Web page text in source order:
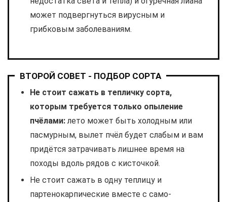
может подвергнуться вирусным и
грибковым заболеваниям.
ВТОРОЙ СОВЕТ - ПОДБОР СОРТА
Не стоит сажать в тепличку сорта,
которым требуется только опыление
пчёлами: лето может быть холодным или
пасмурным, вылет пчёл будет слабым и вам
придётся затрачивать лишнее время на
походы вдоль рядов с кисточкой.
Не стоит сажать в одну теплицу и
партенокарпические вместе с само-